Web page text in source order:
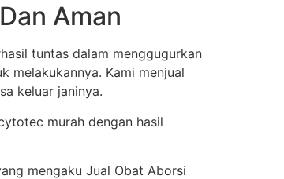
Aman
tuntas dalam menggugurkan
melakukannya. Kami menjual
keluar janinya.
murah dengan hasil
mengaku Jual Obat Aborsi